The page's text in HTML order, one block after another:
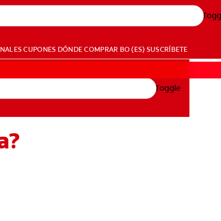
CUPONES DÓNDE COMPRAR BO (ES) SUSCRÍBETE
Toggle